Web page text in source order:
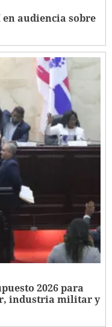
audiencia sobre
2026 para
industria militar y